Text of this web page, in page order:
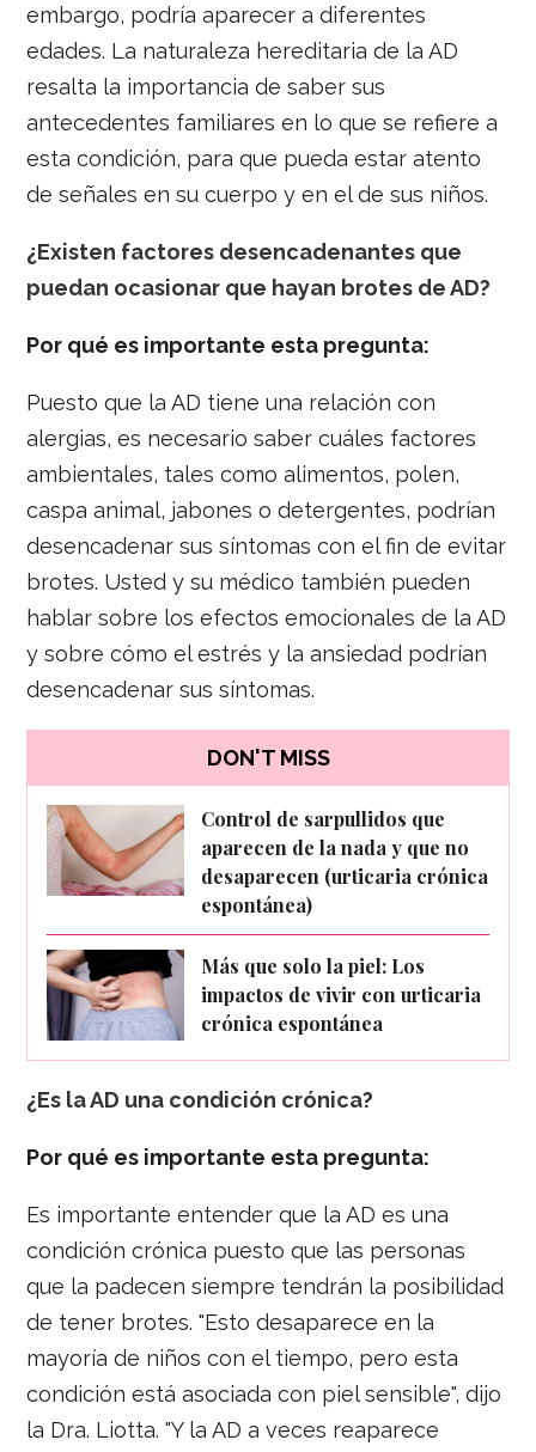
embargo, podría aparecer a diferentes
edades. La naturaleza hereditaria de la AD
resalta la importancia de saber sus
antecedentes familiares en lo que se refiere a
esta condición, para que pueda estar atento
de señales en su cuerpo y en el de sus niños.
¿Existen factores desencadenantes que
puedan ocasionar que hayan brotes de AD?
Por qué es importante esta pregunta:
Puesto que la AD tiene una relación con
alergias, es necesario saber cuáles factores
ambientales, tales como alimentos, polen,
caspa animal, jabones o detergentes, podrían
desencadenar sus síntomas con el fin de evitar
brotes. Usted y su médico también pueden
hablar sobre los efectos emocionales de la AD
y sobre cómo el estrés y la ansiedad podrían
desencadenar sus síntomas.
DON'T MISS
Control de sarpullidos que
aparecen de la nada y que no
desaparecen (urticaria crónica
espontánea)
Más que solo la piel: Los
impactos de vivir con urticaria
crónica espontánea
¿Es la AD una condición crónica?
Por qué es importante esta pregunta:
Es importante entender que la AD es una
condición crónica puesto que las personas
que la padecen siempre tendrán la posibilidad
de tener brotes. "Esto desaparece en la
mayoría de niños con el tiempo, pero esta
condición está asociada con piel sensible", dijo
la Dra. Liotta. "Y la AD a veces reaparece